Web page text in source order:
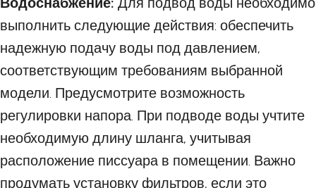
выполнить следующие действия: обеспечить
надежную подачу воды под давлением,
соответствующим требованиям выбранной
модели. Предусмотрите возможность
регулировки напора. При подводе воды учтите
необходимую длину шланга, учитывая
расположение писсуара в помещении. Важно
продумать установку фильтров, если это